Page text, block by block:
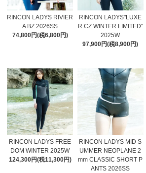
RINCON LADYS RIVIER
A BZ 2026SS
74,800円(税6,800円)
RINCON LADYS"LUXE
R CZ WINTER LIMITED"
2025W
97,900円(税8,900円)
RINCON LADYS FREE
DOM WINTER 2025W
124,300円(税11,300円)
RINCON LADYS MID S
UMMER NEOPLANE 2
mm CLASSIC SHORT P
ANTS 2026SS